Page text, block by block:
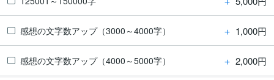
感想の文字数アップ（3000～4000字） ＋ 1,000円
感想の文字数アップ（4000～5000字） ＋ 2,000円